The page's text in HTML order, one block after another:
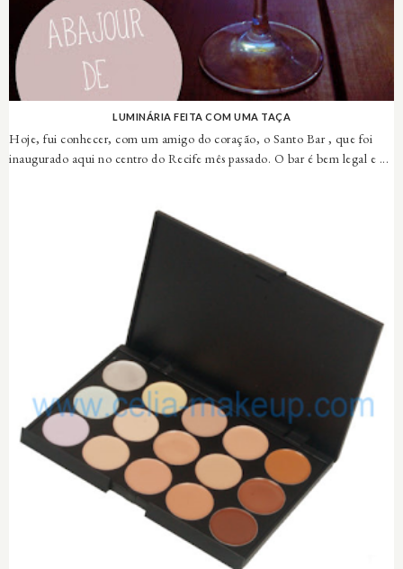
LUMINÁRIA FEITA COM UMA TAÇA
Hoje, fui conhecer, com um amigo do coração, o Santo Bar , que foi
inaugurado aqui no centro do Recife mês passado. O bar é bem legal e ...